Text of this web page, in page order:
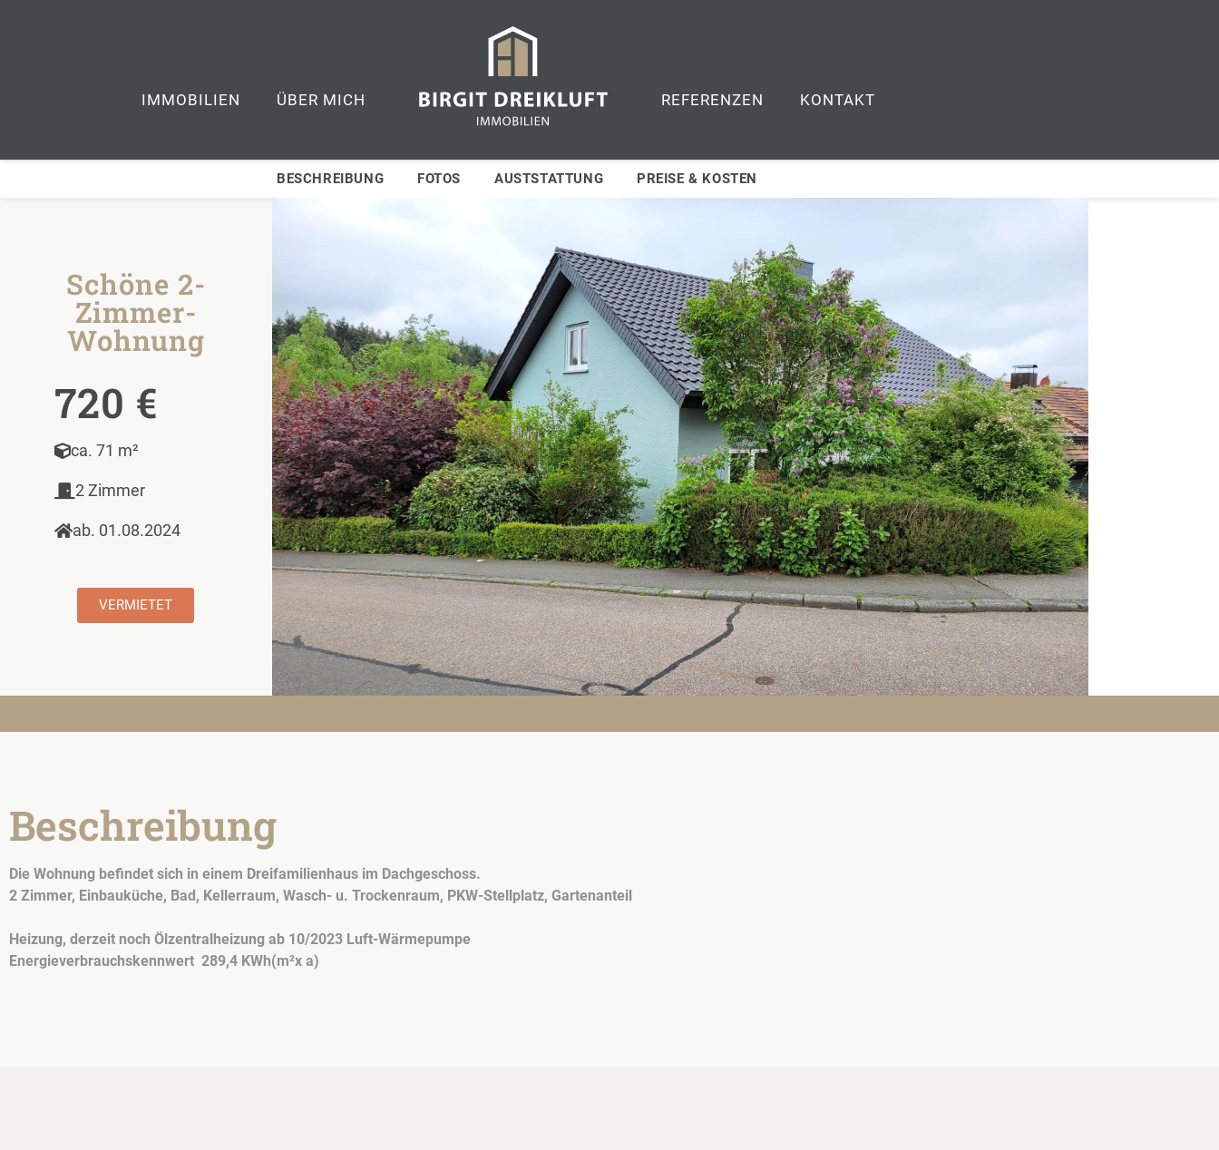
IMMOBILIEN ÜBER MICH REFERENZEN KONTAKT
BESCHREIBUNG FOTOS AUSTSTATTUNG PREISE & KOSTEN
Schöne 2-
Zimmer-
Wohnung
720 €
ca. 71 m²
2 Zimmer
ab. 01.08.2024
VERMIETET
Beschreibung
Die Wohnung befindet sich in einem Dreifamilienhaus im Dachgeschoss.
2 Zimmer, Einbauküche, Bad, Kellerraum, Wasch- u. Trockenraum, PKW-Stellplatz, Gartenanteil
Heizung, derzeit noch Ölzentralheizung ab 10/2023 Luft-Wärmepumpe
Energieverbrauchskennwert 289,4 KWh(m²x a)